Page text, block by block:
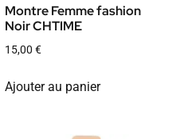
Montre Femme fashion
Noir CHTIME
15,00 €
Ajouter au panier